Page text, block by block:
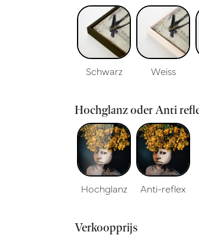
Schwarz Weiss
Hochglanz oder Anti
Hochglanz Anti-reflex
Verkoopprijs